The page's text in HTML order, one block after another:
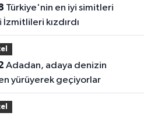
İzmitlileri kızdırdı
yürüyerek geçiyorlar